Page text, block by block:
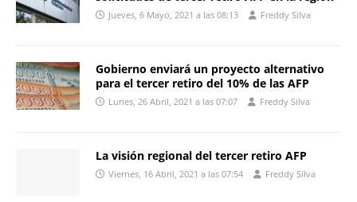
Jueves, 6 Mayo, 2021 a las 08:13 Freddy Silva
Gobierno enviará un proyecto alternativo
para el tercer retiro del 10% de las AFP
Lunes, 26 Abril, 2021 a las 07:07 Freddy Silva
La visión regional del tercer retiro AFP
Viernes, 16 Abril, 2021 a las 07:54 Freddy Silva